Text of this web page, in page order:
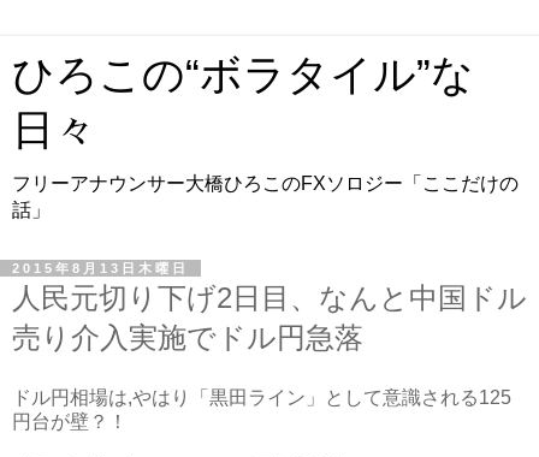
ひろこの“ボラタイル”な
日々
フリーアナウンサー大橋ひろこのFXソロジー「ここだけの
話」
2015年8月13日木曜日
人民元切り下げ2日目、なんと中国ドル
売り介入実施でドル円急落
ドル円相場は,やはり「黒田ライン」として意識される125
円台が壁？！